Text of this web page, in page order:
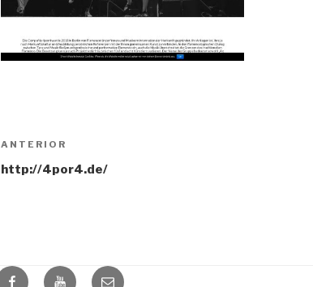
Navegación
de
Entrada
anterior:
ANTERIOR
http://4por4.de/
facebookyoutubemail